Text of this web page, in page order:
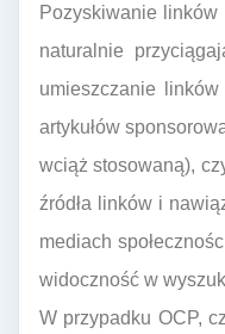
Pozyskiwanie
naturalnie
umieszczanie
artykułów
wciąż stosowaną),
źródła linków i
mediach
widoczność w
W przypadku OCP,